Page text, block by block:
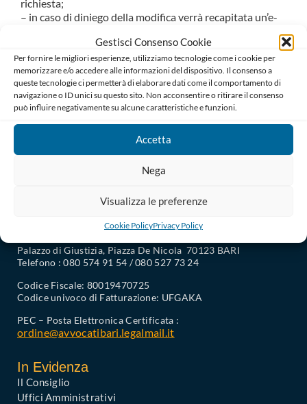
Gestisci Consenso Cookie
Per fornire le migliori esperienze, utilizziamo tecnologie come i cookie per
memorizzare e/o accedere alle informazioni del dispositivo. Il consenso a
queste tecnologie ci permetterà di elaborare dati come il comportamento di
navigazione o ID unici su questo sito. Non acconsentire o ritirare il consenso
può influire negativamente su alcune caratteristiche e funzioni.
Accetta
Nega
Visualizza le preferenze
Cookie PolicyPrivacy Policy
richiesta;
– in caso di diniego della modifica verrà recapitata un’e-
Gli Uffici dell’Ordine sono a Vostra completa
disposizione per ogni richiesta di chiarimento anche al
seguente indirizzo:
alboavvocati@ordineavvocati.bari.it
Palazzo di Giustizia, Piazza De Nicola 70123 BARI
Telefono : 080 574 91 54 / 080 527 73 24
Codice Fiscale: 80019470725
Codice univoco di Fatturazione: UFGAKA
PEC – Posta Elettronica Certificata :
ordine@avvocatibari.legalmail.it
In Evidenza
Il Consiglio
Uffici Amministrativi